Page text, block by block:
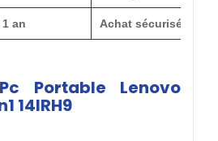
1 an Achat sécurisé
Portable Lenovo
14IRH9